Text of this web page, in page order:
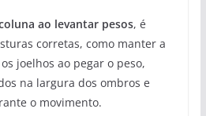
ao levantar pesos, é
corretas, como manter a
joelhos ao pegar o peso,
na largura dos ombros e
o movimento.